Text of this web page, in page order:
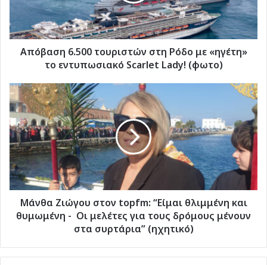
το
εντυπωσιακό
Scarlet
Απόβαση 6.500 τουριστών στη Ρόδο με «ηγέτη»
το εντυπωσιακό Scarlet Lady! (φωτο)
Μάνθα
Ζιώγου
στον
topfm:
“Είμαι
θλιμμένη
και
θυμωμένη
-
μελέτες
δρόμους
Μάνθα Ζιώγου στον topfm: “Είμαι θλιμμένη και
θυμωμένη - Οι μελέτες για τους δρόμους μένουν
στα συρτάρια” (ηχητικό)